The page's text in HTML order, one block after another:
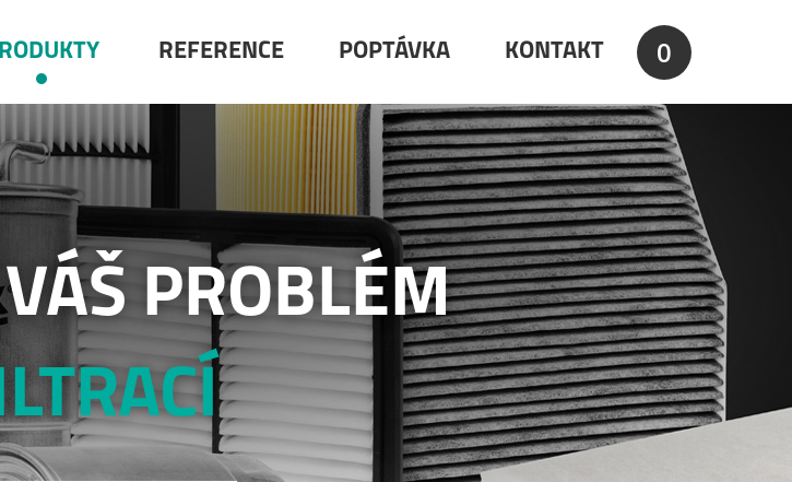
REFERENCE POPTÁVKA KONTAKT 0
PROBLÉM